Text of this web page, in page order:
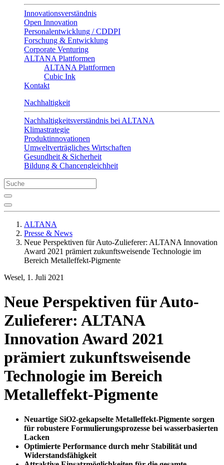
Innovationsverständnis
Open Innovation
Personalentwicklung / CDDPI
Forschung & Entwicklung
Corporate Venturing
ALTANA Plattformen
ALTANA Plattformen
Cubic Ink
Kontakt
Nachhaltigkeit
Nachhaltigkeitsverständnis bei ALTANA
Klimastrategie
Produktinnovationen
Umweltverträgliches Wirtschaften
Gesundheit & Sicherheit
Bildung & Chancengleichheit
ALTANA
Presse & News
Neue Perspektiven für Auto-Zulieferer: ALTANA Innovation
Award 2021 prämiert zukunftsweisende Technologie im
Bereich Metalleffekt-Pigmente
Wesel, 1. Juli 2021
Neue Perspektiven für Auto-
Zulieferer: ALTANA
Innovation Award 2021
prämiert zukunftsweisende
Technologie im Bereich
Metalleffekt-Pigmente
Neuartige SiO2-gekapselte Metalleffekt-Pigmente sorgen
für robustere Formulierungsprozesse bei wasserbasierten
Lacken
Optimierte Performance durch mehr Stabilität und
Widerstandsfähigkeit